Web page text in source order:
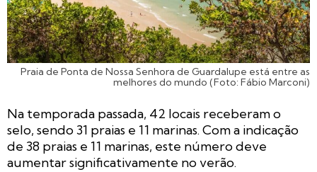
Praia de Ponta de Nossa Senhora de Guardalupe está entre as
melhores do mundo (Foto: Fábio Marconi)
Na temporada passada, 42 locais receberam o
selo, sendo 31 praias e 11 marinas. Com a indicação
de 38 praias e 11 marinas, este número deve
aumentar significativamente no verão.